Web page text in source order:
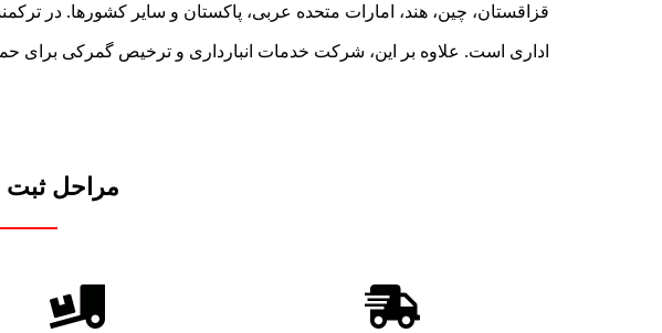
قزاقستان، چین، هند، امارات متحده عربی، پاکستان و سایر کشورها. در
اداری است. علاوه بر این، شرکت خدمات انبارداری و ترخیص گمرکی برای
مراحل